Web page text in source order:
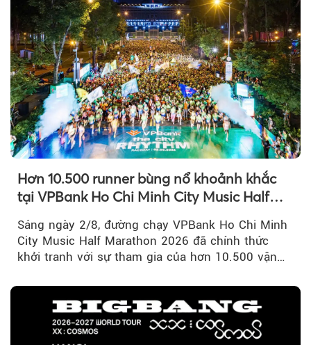
Hơn 10.500 runner bùng nổ khoảnh khắc
tại VPBank Ho Chi Minh City Music Half
Sáng ngày 2/8, đường chạy VPBank Ho Chi Minh
City Music Half Marathon 2026 đã chính thức
khởi tranh với sự tham gia của hơn 10.500 vận